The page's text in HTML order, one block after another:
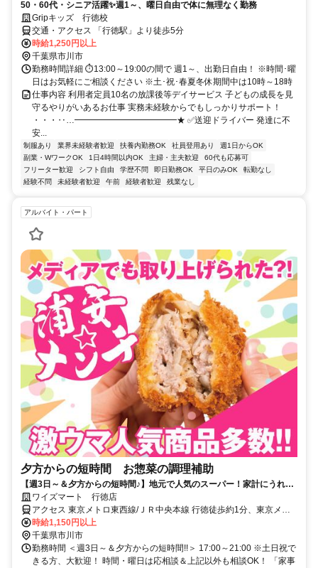
50・60代・シニア活躍✨週1～、曜日自由で体に無理なく勤務
Gripキッズ 行徳校
交通・アクセス 「行徳駅」より徒歩5分
時給1,250円以上
千葉県市川市
勤務時間詳細 ⏱13:00～19:00の間で 週1～、出勤日自由！ ※時間･曜
日はお気軽にご相談ください ※土･祝･春夏冬休期間中は10時～18時
仕事内容 利用者定員10名の放課後等デイサービス 子どもの成長を見
守るやりがいあるお仕事 実務未経験からでもしっかりサポート！
・・・‥…━━━━━━━━━━━━★ ✅送迎ドライバー 発達に不
安...
制服あり 業界未経験者歓迎 扶養内勤務OK 社員登用あり
週1日からOK
副業・WワークOK
1日4時間以内OK 主婦・主夫歓迎
60代も応募可
フリーター歓迎
シフト自由 学歴不問 即日勤務OK 平日のみOK
転勤なし
経験不問
未経験者歓迎 午前 経験者歓迎 残業なし
アルバイト・パート
夕方からの短時間 お惣菜の調理補助
【週3日～＆夕方からの短時間♪】地元で人気のスーパー！家計にうれし
い従業員割引あり
ワイズマート 行徳店
アクセス 東京メトロ東西線/ＪＲ中央本線 行徳徒歩約1分、東京メト
ロ東西線/ＪＲ中央本線 妙典南口徒歩約18分、東京メトロ東西線/ＪＲ
中央本線 南行徳北口徒歩約21分 東西線「行徳駅」目の前！
時給1,150円以上
千葉県市川市
勤務時間 ＜週3日～＆夕方からの短時間!!＞ 17:00～21:00 ※土日祝で
きる方、大歓迎！ 時間・曜日は応相談＆上記以外も相談OK！ 「家事